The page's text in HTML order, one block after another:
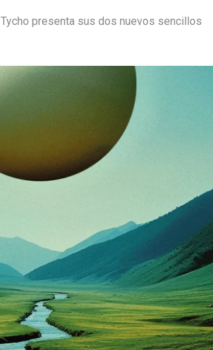
Tycho presenta sus dos nuevos sencillos